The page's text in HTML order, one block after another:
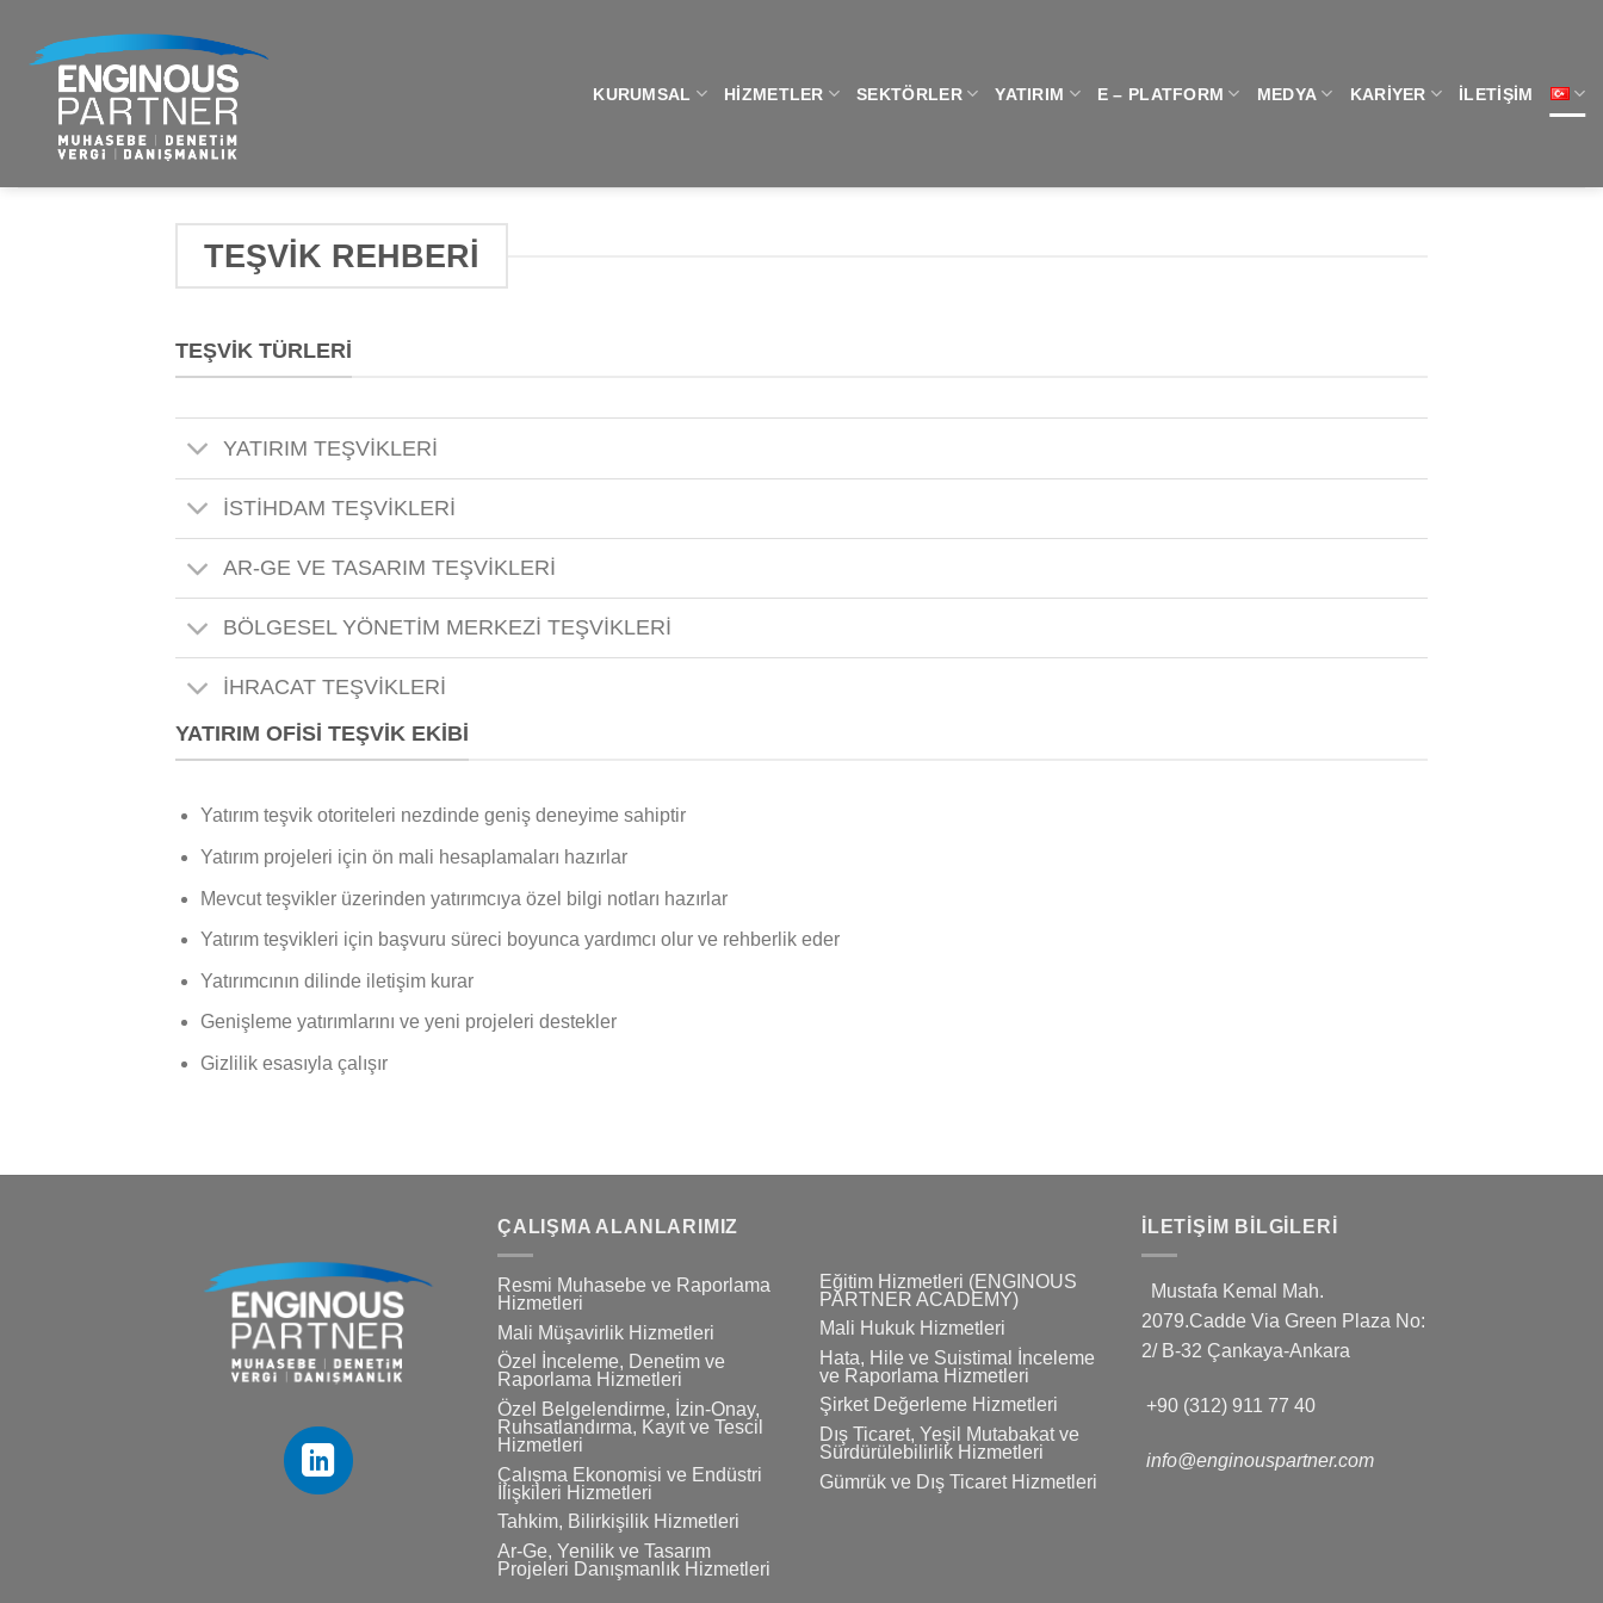
KURUMSAL HIZMETLER SEKTÖRLER YATIRIM E – PLATFORM MEDYA KARIYER İLETIŞIM
TEŞVIK REHBERI
TEŞVIK TÜRLERI
YATIRIM TEŞVİKLERİ
İSTİHDAM TEŞVİKLERİ
AR-GE VE TASARIM TEŞVİKLERİ
BÖLGESEL YÖNETİM MERKEZİ TEŞVİKLERİ
İHRACAT TEŞVİKLERİ
YATIRIM OFİSİ TEŞVİK EKİBİ
​Yatırım teşvik otoriteleri nezdinde geniş deneyime sahiptir
Yatırım projeleri için ön mali hesaplamaları hazırlar
Mevcut teşvikler üzerinden yatırımcıya özel bilgi notları hazırlar
Yatırım teşvikleri için başvuru süreci boyunca yardımcı olur ve rehberlik eder
Yatırımcının dilinde iletişim kurar
Genişleme yatırımlarını ve yeni projeleri destekler
Gizlilik esasıyla çalışır​
ÇALIŞMA ALANLARIMIZ
Resmi Muhasebe ve Raporlama
Hizmetleri
Mali Müşavirlik Hizmetleri
Özel İnceleme, Denetim ve
Raporlama Hizmetleri
Özel Belgelendirme, İzin-Onay,
Ruhsatlandırma, Kayıt ve Tescil
Hizmetleri
Çalışma Ekonomisi ve Endüstri
İlişkileri Hizmetleri
Tahkim, Bilirkişilik Hizmetleri
Ar-Ge, Yenilik ve Tasarım
Projeleri Danışmanlık Hizmetleri
Eğitim Hizmetleri (ENGINOUS
PARTNER ACADEMY)
Mali Hukuk Hizmetleri
Hata, Hile ve Suistimal İnceleme
ve Raporlama Hizmetleri
Şirket Değerleme Hizmetleri
Dış Ticaret, Yeşil Mutabakat ve
Sürdürülebilirlik Hizmetleri
Gümrük ve Dış Ticaret Hizmetleri
İLETIŞIM BILGILERI
Mustafa Kemal Mah.
2079.Cadde Via Green Plaza No:
2/ B-32 Çankaya-Ankara
+90 (312) 911 77 40
info@enginouspartner.com